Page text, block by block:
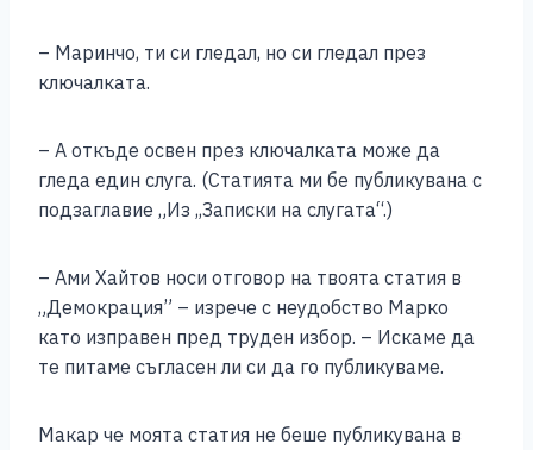
– Маринчо, ти си гледал, но си гледал през
ключалката.
– А откъде освен през ключалката може да
гледа един слуга. (Статията ми бе публикувана с
подзаглавие „Из ,,Записки на слугата“.)
– Ами Хайтов носи отговор на твоята статия в
„Демокрация” – изрече с неудобство Марко
като изправен пред труден избор. – Искаме да
те питаме съгласен ли си да го публикуваме.
Макар че моята статия не беше публикувана в